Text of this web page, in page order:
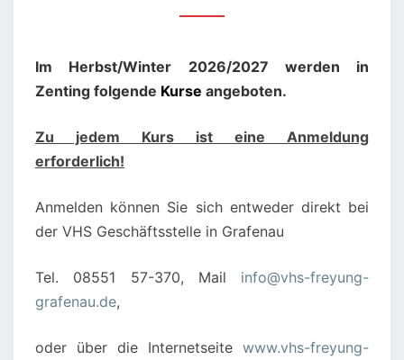
Im Herbst/Winter 2026/2027 werden in
Zenting folgende Kurse angeboten.
Zu jedem Kurs ist eine Anmeldung
erforderlich!
Anmelden können Sie sich entweder direkt bei
der VHS Geschäftsstelle in Grafenau
Tel. 08551 57-370, Mail info@vhs-freyung-
grafenau.de,
oder über die Internetseite www.vhs-freyung-